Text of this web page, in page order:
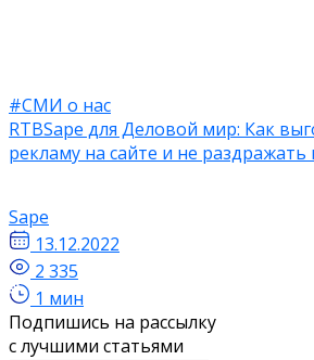
#СМИ о нас
RTBSape для Деловой мир: Как
рекламу на сайте и не раздражать
Sape
13.12.2022
2 335
1 мин
Подпишись на рассылку
с лучшими статьями